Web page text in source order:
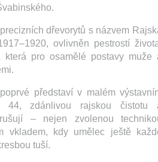
dřevorytů s názvem
ovlivněn pestrostí
která pro osamělé postavy muže
představí v malém
44, zdánlivou rajskou čistotu
– nejen zvolenou
vkladem, kdy umělec ještě
tuší.